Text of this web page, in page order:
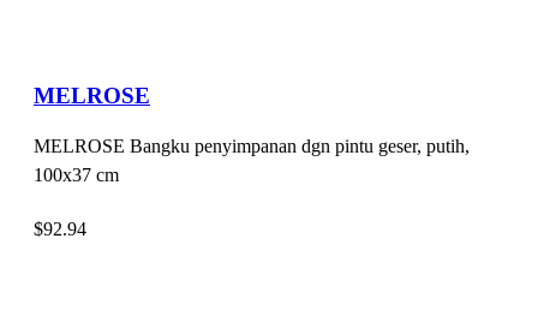
MELROSE
MELROSE Bangku penyimpanan dgn pintu geser, putih,
100x37 cm
$92.94